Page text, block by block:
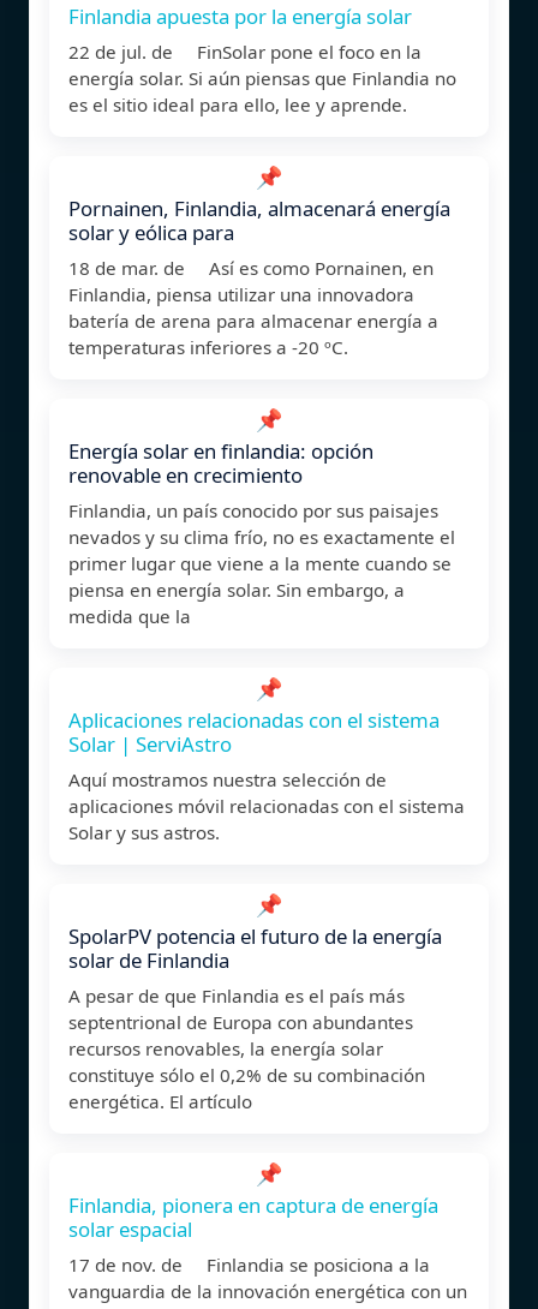
Finlandia apuesta por la energía solar
22 de jul. de FinSolar pone el foco en la
energía solar. Si aún piensas que Finlandia no
es el sitio ideal para ello, lee y aprende.
📌
Pornainen, Finlandia, almacenará energía
solar y eólica para
18 de mar. de Así es como Pornainen, en
Finlandia, piensa utilizar una innovadora
batería de arena para almacenar energía a
temperaturas inferiores a -20 ºC.
📌
Energía solar en finlandia: opción
renovable en crecimiento
Finlandia, un país conocido por sus paisajes
nevados y su clima frío, no es exactamente el
primer lugar que viene a la mente cuando se
piensa en energía solar. Sin embargo, a
medida que la
📌
Aplicaciones relacionadas con el sistema
Solar | ServiAstro
Aquí mostramos nuestra selección de
aplicaciones móvil relacionadas con el sistema
Solar y sus astros.
📌
SpolarPV potencia el futuro de la energía
solar de Finlandia
A pesar de que Finlandia es el país más
septentrional de Europa con abundantes
recursos renovables, la energía solar
constituye sólo el 0,2% de su combinación
energética. El artículo
📌
Finlandia, pionera en captura de energía
solar espacial
17 de nov. de Finlandia se posiciona a la
vanguardia de la innovación energética con un